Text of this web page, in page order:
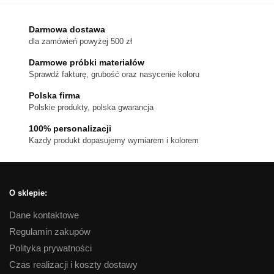
Opcje
można
wybrać
stronie
Darmowa dostawa
dla zamówień powyżej 500 zł
Darmowe próbki materiałów
Sprawdź fakturę, grubość oraz nasycenie koloru
Polska firma
Polskie produkty, polska gwarancja
100% personalizacji
Kazdy produkt dopasujemy wymiarem i kolorem
O sklepie:
Dane kontaktowe
Regulamin zakupów
Polityka prywatności
Czas realizacji i koszty dostawy